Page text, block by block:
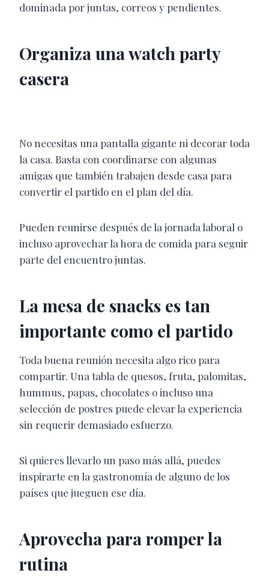
dominada por juntas, correos y pendientes.
Organiza una watch party
casera
No necesitas una pantalla gigante ni decorar toda
la casa. Basta con coordinarse con algunas
amigas que también trabajen desde casa para
convertir el partido en el plan del día.
Pueden reunirse después de la jornada laboral o
incluso aprovechar la hora de comida para seguir
parte del encuentro juntas.
La mesa de snacks es tan
importante como el partido
Toda buena reunión necesita algo rico para
compartir. Una tabla de quesos, fruta, palomitas,
hummus, papas, chocolates o incluso una
selección de postres puede elevar la experiencia
sin requerir demasiado esfuerzo.
Si quieres llevarlo un paso más allá, puedes
inspirarte en la gastronomía de alguno de los
países que jueguen ese día.
Aprovecha para romper la
rutina